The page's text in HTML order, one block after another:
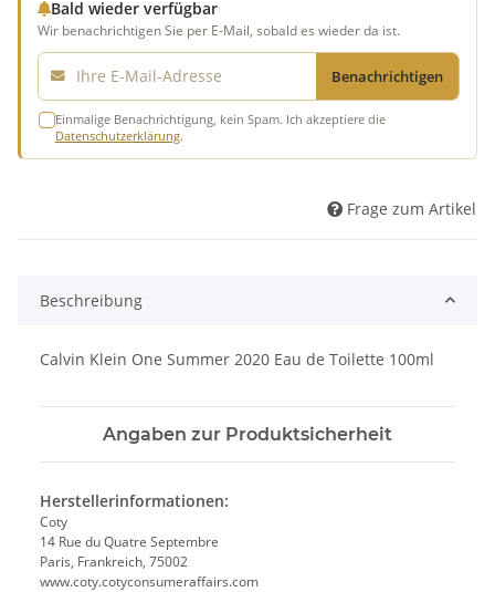
Bald wieder verfügbar
Wir benachrichtigen Sie per E-Mail, sobald es wieder da ist.
E-Mail
Benachrichtigen
Einmalige Benachrichtigung, kein Spam. Ich akzeptiere die
Datenschutzerklärung.
Frage zum Artikel
Beschreibung
Calvin Klein One Summer 2020 Eau de Toilette 100ml
Angaben zur Produktsicherheit
Herstellerinformationen:
Coty
14 Rue du Quatre Septembre
Paris, Frankreich, 75002
www.coty.cotyconsumeraffairs.com